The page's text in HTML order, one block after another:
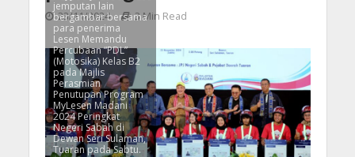
23/11/2024 3 Min Read
jemputan lain
bergambar bersama
para penerima
Lesen Memandu
Percubaan “PDL”
(Motosika) Kelas B2
pada Majlis
Perasmian
Penutupan Program
MyLesen Madani
2024 Peringkat
Negeri Sabah di
Dewan Seri Sulaman,
Tuaran pada Sabtu.